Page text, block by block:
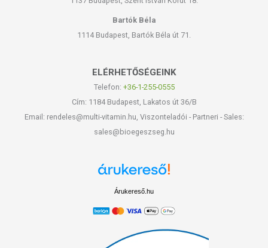
Bartók Béla
1114 Budapest, Bartók Béla út 71.
ELÉRHETŐSÉGEINK
Telefon: +36-1-255-0555
Cím: 1184 Budapest, Lakatos út 36/B
Email: rendeles@multi-vitamin.hu, Viszonteladói - Partneri - Sales:
sales@bioegeszseg.hu
Árukereső.hu